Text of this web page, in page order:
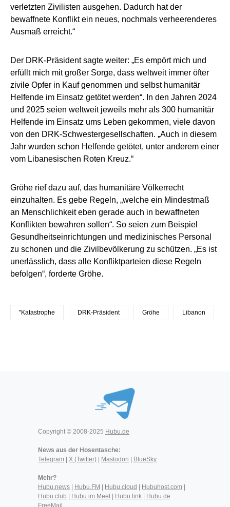
verletzten Zivilisten ausgehen. Dadurch hat der
bewaffnete Konflikt ein neues, nochmals verheerenderes
Ausmaß erreicht.“
Der DRK-Präsident sagte weiter: „Es empört mich und
erfüllt mich mit großer Sorge, dass weltweit immer öfter
zivile Opfer in Kauf genommen und selbst humanitär
Helfende im Einsatz getötet werden“. In den Jahren 2024
und 2025 seien weltweit jeweils mehr als 300 humanitär
Helfende im Einsatz ums Leben gekommen, viele davon
von den DRK-Schwestergesellschaften. „Auch in diesem
Jahr wurden schon Helfende getötet, unter anderem einer
vom Libanesischen Roten Kreuz.“
Gröhe rief dazu auf, das humanitäre Völkerrecht
einzuhalten. Es gebe Regeln, „welche ein Mindestmaß
an Menschlichkeit eben gerade auch in bewaffneten
Konflikten bewahren sollen“. So seien zum Beispiel
Gesundheitseinrichtungen und medizinisches Personal
zu schonen und die Zivilbevölkerung zu schützen. „Es ist
unerlässlich, dass alle Konfliktparteien diese Regeln
befolgen“, forderte Gröhe.
"Katastrophe DRK-Präsident Gröhe Libanon
Copyright © 2008-2025 Hubu.de
News aus der Hosentasche:
Telegram
X (Twitter) Mastodon BlueSky
Mehr?
Hubu.news
Hubu.FM Hubu.cloud Hubuhost.com
Hubu.club
Hubu.im Meet| Hubu.link
Hubu.de
FreeMail